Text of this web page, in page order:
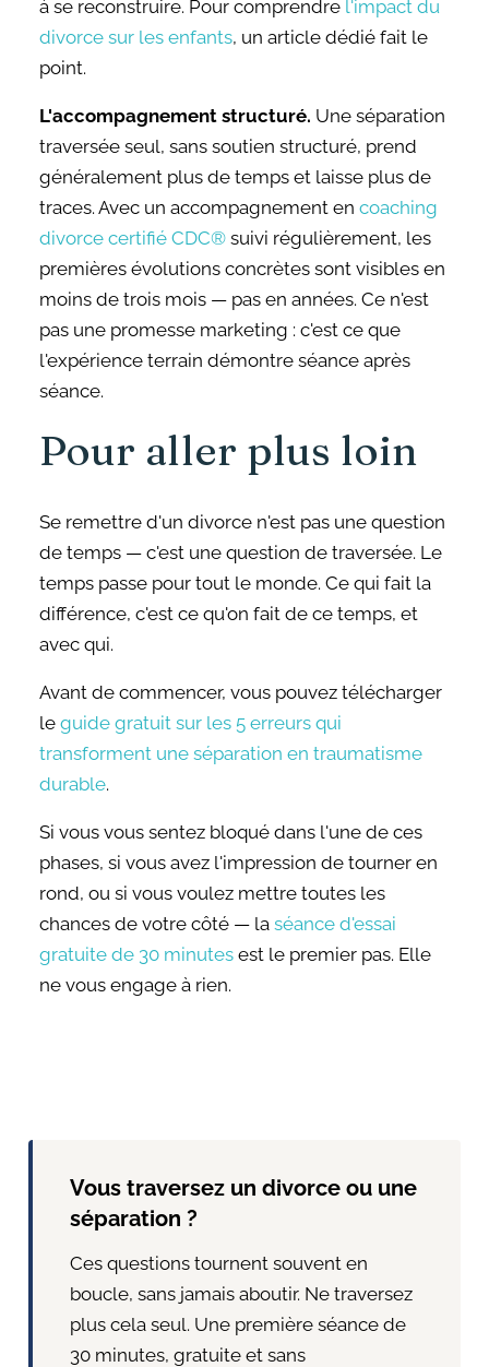
à se reconstruire. Pour comprendre l'impact du
divorce sur les enfants, un article dédié fait le
point.
L'accompagnement structuré. Une séparation
traversée seul, sans soutien structuré, prend
généralement plus de temps et laisse plus de
traces. Avec un accompagnement encoaching
divorce certifié CDC® suivi régulièrement, les
premières évolutions concrètes sont visibles en
moins de trois mois — pas en années. Ce n'est
pas une promesse marketing : c'est ce que
l'expérience terrain démontre séance après
séance.
Pour aller plus loin
Se remettre d'un divorce n'est pas une question
de temps — c'est une question de traversée. Le
temps passe pour tout le monde. Ce qui fait la
différence, c'est ce qu'on fait de ce temps, et
avec qui.
Avant de commencer, vous pouvez télécharger
leguide gratuit sur les 5 erreurs qui
transforment une séparation en traumatisme
durable.
Si vous vous sentez bloqué dans l'une de ces
phases, si vous avez l'impression de tourner en
rond, ou si vous voulez mettre toutes les
chances de votre côté — laséance d'essai
gratuite de 30 minutes est le premier pas. Elle
ne vous engage à rien.
Vous traversez un divorce ou une
séparation ?
Ces questions tournent souvent en
boucle, sans jamais aboutir. Ne traversez
plus cela seul. Une première séance de
30 minutes, gratuite et sans